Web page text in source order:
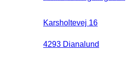
Karsholtevej 16
4293 Dianalund